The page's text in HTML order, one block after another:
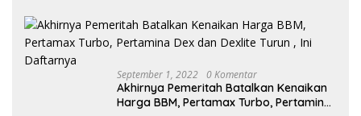
September 1, 2022 0 Komentar
Akhirnya Pemeritah Batalkan Kenaikan
Harga BBM, Pertamax Turbo, Pertamina